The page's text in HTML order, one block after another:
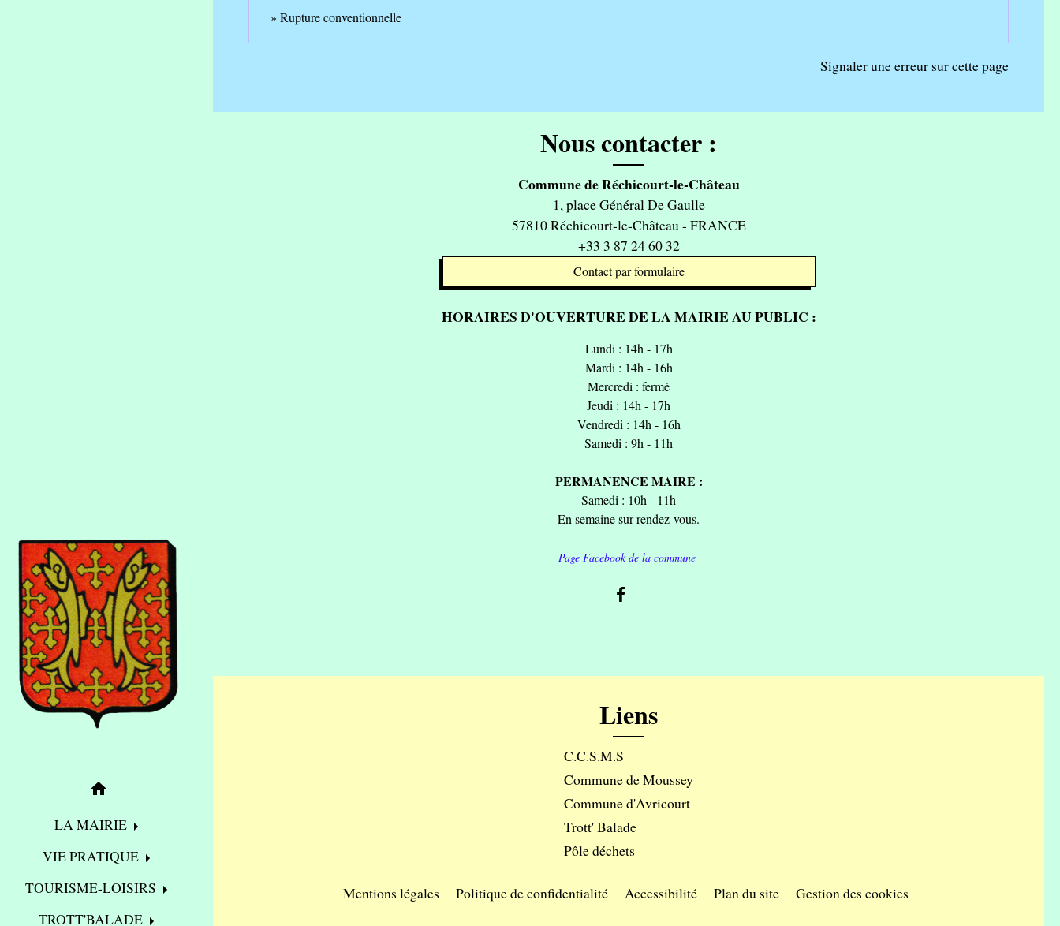
home
LA MAIRIE
VIE PRATIQUE
TOURISME-LOISIRS
TROTT'BALADE
Rupture conventionnelle
Signaler une erreur sur cette page
Nous contacter :
Commune de Réchicourt-le-Château
1, place Général De Gaulle
57810 Réchicourt-le-Château - FRANCE
+33 3 87 24 60 32
Contact par formulaire
HORAIRES D'OUVERTURE DE LA MAIRIE AU PUBLIC :
Lundi : 14h - 17h
Mardi : 14h - 16h
Mercredi : fermé
Jeudi : 14h - 17h
Vendredi : 14h - 16h
Samedi : 9h - 11h
PERMANENCE MAIRE :
Samedi : 10h - 11h
En semaine sur rendez-vous.
Page Facebook de la commune
Liens
C.C.S.M.S
Commune de Moussey
Commune d'Avricourt
Trott' Balade
Pôle déchets
Mentions légales - Politique de confidentialité - Accessibilité - Plan du site - Gestion des cookies